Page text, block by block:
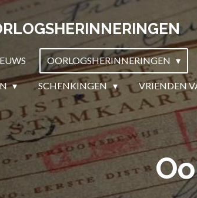
OORLOGSHERINNERINGEN
SCHENKINGEN VRIENDEN